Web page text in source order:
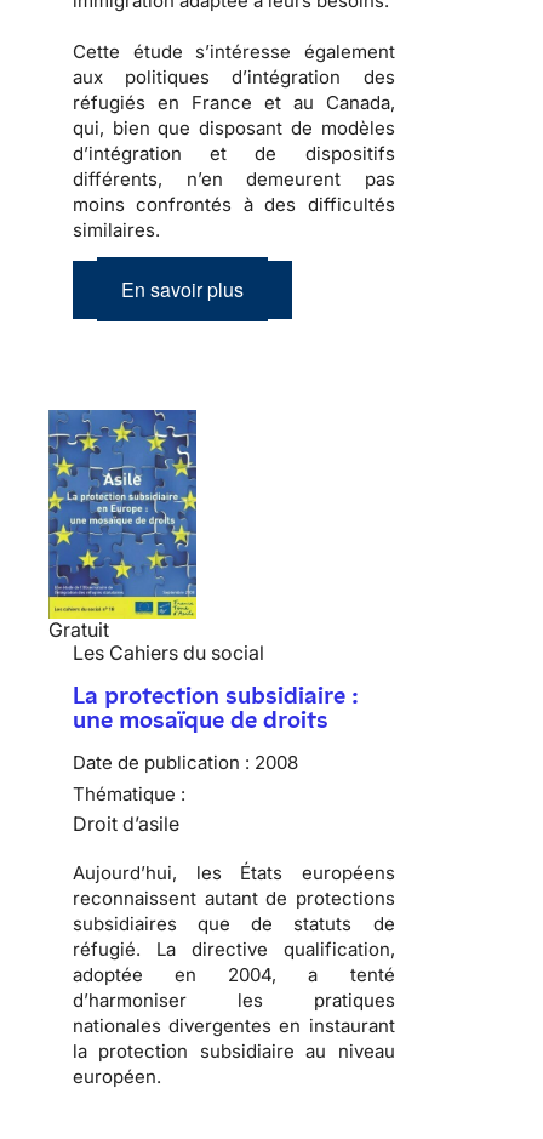
Cette étude s’intéresse également
aux politiques d’intégration des
réfugiés en France et au Canada,
qui, bien que disposant de modèles
d’intégration et de dispositifs
différents, n’en demeurent pas
moins confrontés à des difficultés
similaires.
En savoir plus
Gratuit
Les Cahiers du social
La protection subsidiaire :
une mosaïque de droits
Date de publication : 2008
Thématique :
Droit d’asile
Aujourd’hui, les États européens
reconnaissent autant de protections
subsidiaires que de statuts de
réfugié. La directive qualification,
adoptée en 2004, a tenté
d’harmoniser les pratiques
nationales divergentes en instaurant
la protection subsidiaire au niveau
européen.